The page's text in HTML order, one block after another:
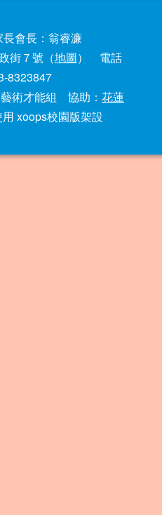
會長：翁睿濂
街７號（地圖） 電話
8323847
術才能組 協助： 花蓮
xoops校園版架設